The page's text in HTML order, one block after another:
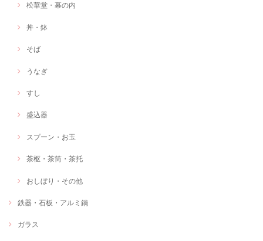
松華堂・幕の内
丼・鉢
そば
うなぎ
すし
盛込器
スプーン・お玉
茶枢・茶筒・茶托
おしぼり・その他
鉄器・石板・アルミ鍋
ガラス